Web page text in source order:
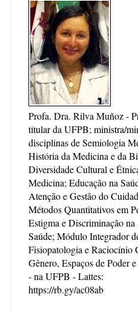
Profa. Dra. Rilva Muñoz -
titular da UFPB; ministra/
disciplinas de Semiologia
História da Medicina e da
Diversidade Cultural e
Medicina; Educação na
Atenção e Gestão do
Métodos Quantitativos em
Estigma e Discriminação na
Saúde; Módulo Integrador
Fisiopatologia e Raciocínio
Gênero, Espaços de Poder
- na UFPB - Lattes:
https://rb.gy/ac08ab